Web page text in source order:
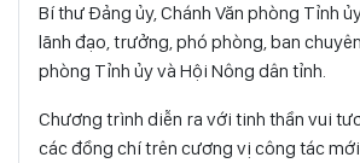
Bí thư Đảng ủy, Chánh Văn phòng Tỉnh
lãnh đạo, trưởng, phó phòng, ban
phòng Tỉnh ủy và Hội Nông dân tỉnh.
Chương trình diễn ra với tinh thần vui
các đồng chí trên cương vị công tác